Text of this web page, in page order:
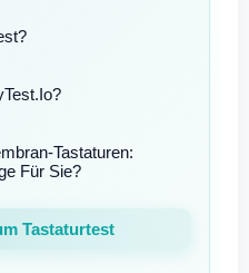
Tastaturen:
Für Sie?
Tastaturtest